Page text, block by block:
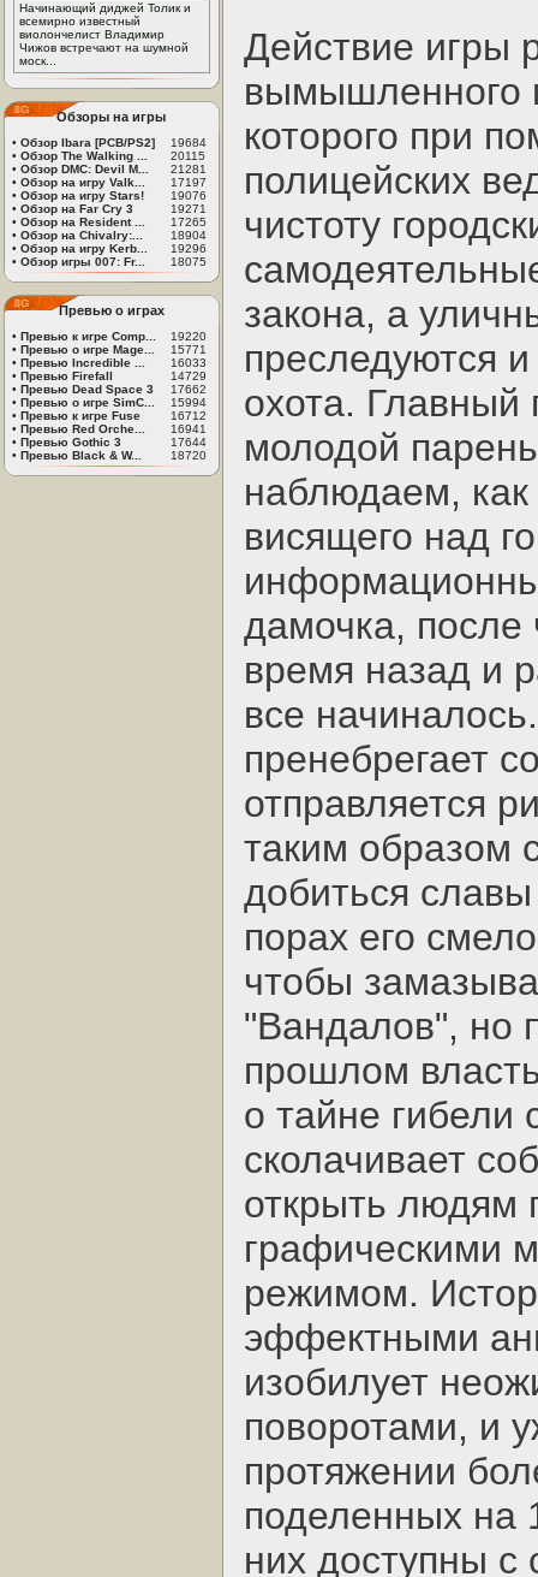
Начинающий диджей Толик и
всемирно известный
виолончелист Владимир
Чижов встречают на шумной
моск...
Обзоры на игры
• Обзор Ibara [PCB/PS2]
19684
• Обзор The Walking ...
20115
• Обзор DMC: Devil M...
21281
• Обзор на игру Valk...
17197
• Обзор на игру Stars!
19076
• Обзор на Far Cry 3
19271
• Обзор на Resident ...
17265
• Обзор на Chivalry:...
18904
• Обзор на игру Kerb...
19296
• Обзор игры 007: Fr... 18075
Превью о играх
• Превью к игре Comp...
19220
• Превью о игре Mage...
15771
• Превью Incredible ...
16033
• Превью Firefall
14729
• Превью Dead Space 3
17662
• Превью о игре SimC...
15994
• Превью к игре Fuse
16712
• Превью Red Orche...
16941
• Превью Gothic 3
17644
• Превью Black & W... 18720
Действие игры
вымышленного
которого при
полицейских
чистоту
закона, а
преследуются
охота. Главный
молодой
наблюдаем, как
висящего над
дамочка, после
время назад и
все
пренебрегает
отправляется
таким образом
добиться
порах его
чтобы
"Вандалов", но
прошлом
о тайне гибели
сколачивает
открыть людям
графическими
режимом.
эффектными
изобилует
поворотами, и
протяжении
поделенных на
них доступны с